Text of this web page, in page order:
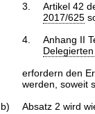
3.
Artikel 42
2017/625
4.
Anhang II
erfordern den
werden, soweit
b)
Absatz 2 wird